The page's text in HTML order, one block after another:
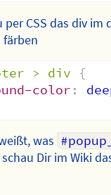
per CSS das div im
> div
{
color :
was
Dir im Wiki